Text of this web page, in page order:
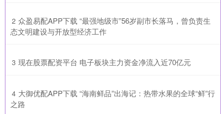
2 ​众盈易配APP下载 “最强地级市”56岁副市长落马，曾负责生
态文明建设与开放型经济工作
3 ​现在股票配资平台 电子板块主力资金净流入近70亿元
4 ​大御优配APP下载 “海南鲜品”出海记：热带水果的全球“鲜”行
之路